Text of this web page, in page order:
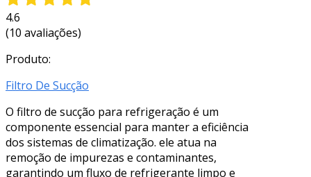
4.6
(10 avaliações)
Produto:
Filtro De Sucção
O filtro de sucção para refrigeração é um
componente essencial para manter a eficiência
dos sistemas de climatização. ele atua na
remoção de impurezas e contaminantes,
garantindo um fluxo de refrigerante limpo e